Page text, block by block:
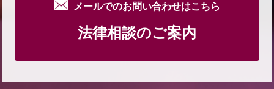
メールでのお問い合わせはこちら
法律相談のご案内